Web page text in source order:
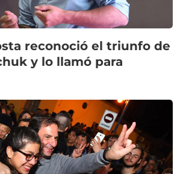
reconoció el triunfo de
y lo llamó para